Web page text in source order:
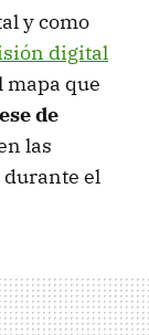
y como
digital
mapa que
de
las
el